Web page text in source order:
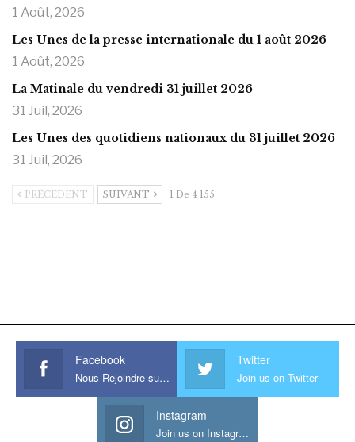
1 Août, 2026
Les Unes de la presse internationale du 1 août 2026
1 Août, 2026
La Matinale du vendredi 31 juillet 2026
31 Juil, 2026
Les Unes des quotidiens nationaux du 31 juillet 2026
31 Juil, 2026
PRÉCÉDENT SUIVANT 1 De 4 155
Facebook
Nous Rejoindre sur Facebook
Twitter
Join us on Twitter
Instagram
Join us on Instagram